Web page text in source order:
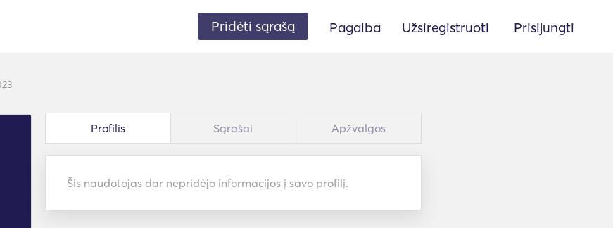
Pridėti sąrašą Pagalba Užsiregistruoti Prisijungti
Profilis Sąrašai Apžvalgos
Šis naudotojas dar nepridėjo informacijos į savo profilį.